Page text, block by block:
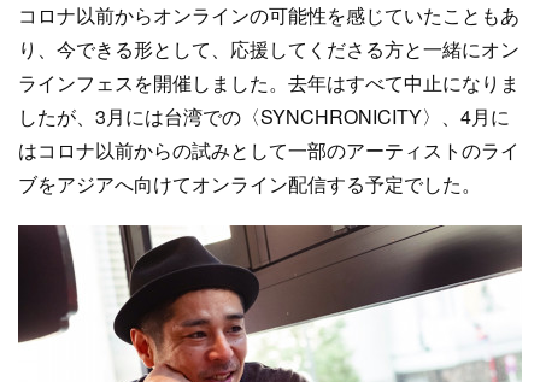
コロナ以前からオンラインの可能性を感じていたこともあ
り、今できる形として、応援してくださる方と一緒にオン
ラインフェスを開催しました。去年はすべて中止になりま
したが、3月には台湾での〈SYNCHRONICITY〉、4月に
はコロナ以前からの試みとして一部のアーティストのライ
ブをアジアへ向けてオンライン配信する予定でした。